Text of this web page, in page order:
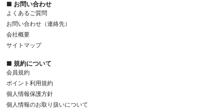
■ お問い合わせ
よくあるご質問
お問い合わせ（連絡先）
会社概要
サイトマップ
■ 規約について
会員規約
ポイント利用規約
個人情報保護方針
個人情報のお取り扱いについて